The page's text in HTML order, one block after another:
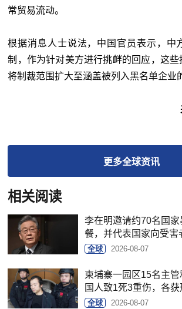
常贸易流动。
根据消息人士说法，中国官员表示，中
制，作为针对美方进行挑衅的回应，这些
将制裁范围扩大至涵盖被列入黑名单企业
更多全球资讯
相关阅读
李在明邀请约70名国
餐，并代表国家向受害
全球 2026-08-07
柬埔寨一园区15名主
国人致1死3重伤，各
全球 2026-08-07